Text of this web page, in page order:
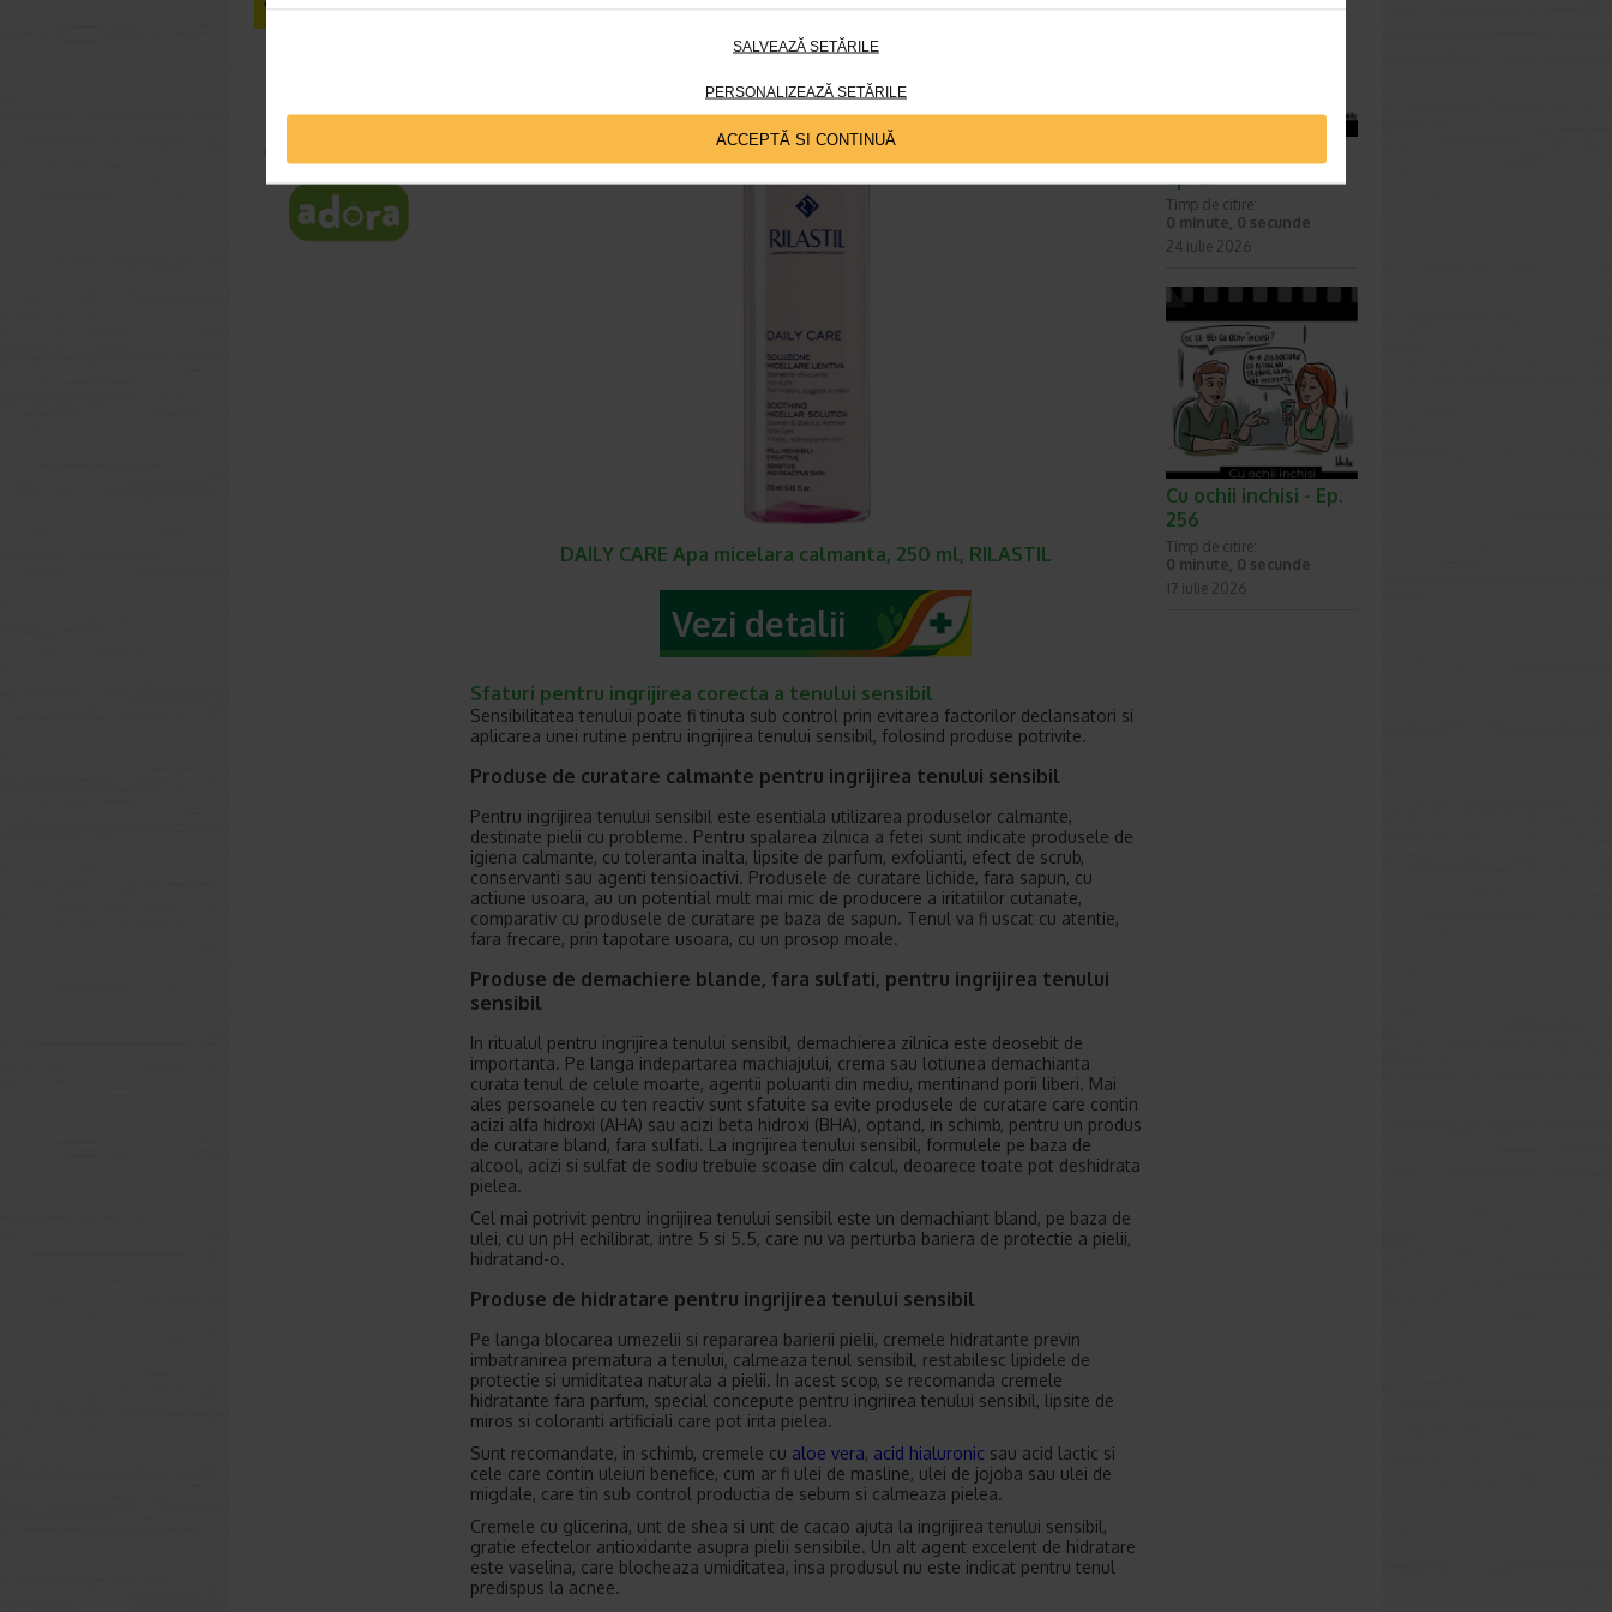
SALVEAZĂ SETĂRILE
PERSONALIZEAZĂ SETĂRILE
ACCEPTĂ SI CONTINUĂ
nu altereaza pH – ul natural al pielii.
DAILY CARE Apa micelara calmanta, 250 ml, RILASTIL
Vezi detalii
Sfaturi pentru ingrijirea corecta a tenului sensibil
Sensibilitatea tenului poate fi tinuta sub control prin evitarea factorilor declansatori si
aplicarea unei rutine pentru ingrijirea tenului sensibil, folosind produse potrivite.
Produse de curatare calmante pentru ingrijirea tenului sensibil
Pentru ingrijirea tenului sensibil este esentiala utilizarea produselor calmante,
destinate pielii cu probleme. Pentru spalarea zilnica a fetei sunt indicate produsele de
igiena calmante, cu toleranta inalta, lipsite de parfum, exfolianti, efect de scrub,
conservanti sau agenti tensioactivi. Produsele de curatare lichide, fara sapun, cu
actiune usoara, au un potential mult mai mic de producere a iritatiilor cutanate,
comparativ cu produsele de curatare pe baza de sapun. Tenul va fi uscat cu atentie,
fara frecare, prin tapotare usoara, cu un prosop moale.
Produse de demachiere blande, fara sulfati, pentru ingrijirea tenului
sensibil
In ritualul pentru ingrijirea tenului sensibil, demachierea zilnica este deosebit de
importanta. Pe langa indepartarea machiajului, crema sau lotiunea demachianta
curata tenul de celule moarte, agentii poluanti din mediu, mentinand porii liberi. Mai
ales persoanele cu ten reactiv sunt sfatuite sa evite produsele de curatare care contin
acizi alfa hidroxi (AHA) sau acizi beta hidroxi (BHA), optand, in schimb, pentru un produs
de curatare bland, fara sulfati. La ingrijirea tenului sensibil, formulele pe baza de
alcool, acizi si sulfat de sodiu trebuie scoase din calcul, deoarece toate pot deshidrata
pielea.
Cel mai potrivit pentru ingrijirea tenului sensibil este un demachiant bland, pe baza de
ulei, cu un pH echilibrat, intre 5 si 5.5, care nu va perturba bariera de protectie a pielii,
hidratand-o.
Produse de hidratare pentru ingrijirea tenului sensibil
Pe langa blocarea umezelii si repararea barierii pielii, cremele hidratante previn
imbatranirea prematura a tenului, calmeaza tenul sensibil, restabilesc lipidele de
protectie si umiditatea naturala a pielii. In acest scop, se recomanda cremele
hidratante fara parfum, special concepute pentru ingriirea tenului sensibil, lipsite de
miros si coloranti artificiali care pot irita pielea.
Sunt recomandate, in schimb, cremele cu aloe vera, acid hialuronic sau acid lactic si
cele care contin uleiuri benefice, cum ar fi ulei de masline, ulei de jojoba sau ulei de
migdale, care tin sub control productia de sebum si calmeaza pielea.
Cremele cu glicerina, unt de shea si unt de cacao ajuta la ingrijirea tenului sensibil,
gratie efectelor antioxidante asupra pielii sensibile. Un alt agent excelent de hidratare
este vaselina, care blocheaza umiditatea, insa produsul nu este indicat pentru tenul
predispus la acnee.
Ep. 257
Timp de citire:
0 minute, 0 secunde
24 iulie 2026
Cu ochii inchisi - Ep.
256
Timp de citire:
0 minute, 0 secunde
17 iulie 2026